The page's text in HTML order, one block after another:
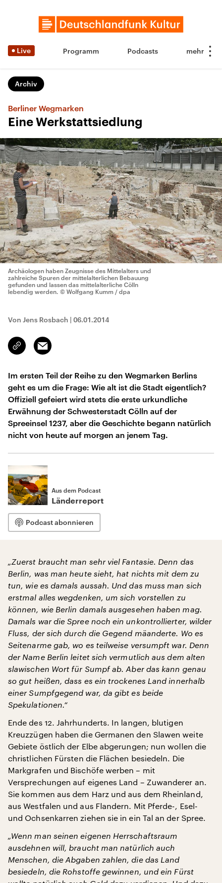
Live Programm Podcasts
Archiv
Berliner Wegmarken
Eine Werkstattsiedlung
Archäologen haben Zeugnisse des Mittelalters und
zahlreiche Spuren der mittelalterlichen Bebauung
gefunden und lassen das mittelalterliche Cölln
lebendig werden. © Wolfgang Kumm / dpa
Von Jens Rosbach | 06.01.2014
Link
kopieren/teilen
Email
Im ersten Teil der Reihe zu den Wegmarken Berlins
geht es um die Frage: Wie alt ist die Stadt eigentlich?
Offiziell gefeiert wird stets die erste urkundliche
Erwähnung der Schwesterstadt Cölln auf der
Spreeinsel 1237, aber die Geschichte begann natürlich
nicht von heute auf morgen an jenem Tag.
Aus dem Podcast
Länderreport
Podcast abonnieren
„Zuerst braucht man sehr viel Fantasie. Denn das
Berlin, was man heute sieht, hat nichts mit dem zu
tun, wie es damals aussah. Und das muss man sich
erstmal alles wegdenken, um sich vorstellen zu
können, wie Berlin damals ausgesehen haben mag.
Damals war die Spree noch ein unkontrollierter, wilder
Fluss, der sich durch die Gegend mäanderte. Wo es
Seitenarme gab, wo es teilweise versumpft war. Denn
der Name Berlin leitet sich vermutlich aus dem alten
slawischen Wort für Sumpf ab. Aber das kann genau
so gut heißen, dass es ein trockenes Land innerhalb
einer Sumpfgegend war, da gibt es beide
Spekulationen.“
Ende des 12. Jahrhunderts. In langen, blutigen
Kreuzzügen haben die Germanen den Slawen weite
Gebiete östlich der Elbe abgerungen; nun wollen die
christlichen Fürsten die Flächen besiedeln. Die
Markgrafen und Bischöfe werben – mit
Versprechungen auf eigenes Land – Zuwanderer an.
Sie kommen aus dem Harz und aus dem Rheinland,
aus Westfalen und aus Flandern. Mit Pferde-, Esel-
und Ochsenkarren ziehen sie in ein Tal an der Spree.
„Wenn man seinen eigenen Herrschaftsraum
ausdehnen will, braucht man natürlich auch
Menschen, die Abgaben zahlen, die das Land
besiedeln, die Rohstoffe gewinnen, und ein Fürst